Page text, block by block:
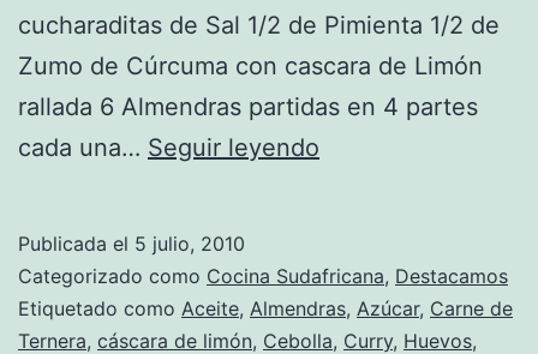
cucharaditas de Sal 1/2 de Pimienta 1/2 de
Zumo de Cúrcuma con cascara de Limón
rallada 6 Almendras partidas en 4 partes
cada una… Seguir leyendo
Publicada el 5 julio, 2010
Categorizado como Cocina Sudafricana, Destacamos
Etiquetado como Aceite, Almendras, Azúcar, Carne de
Ternera, cáscara de limón, Cebolla, Curry, Huevos,